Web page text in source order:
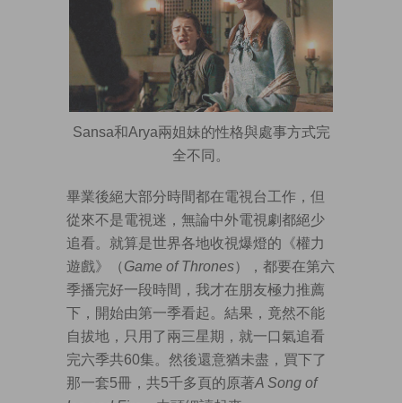
Sansa和Arya兩姐妹的性格與處事方式完
全不同。
畢業後絕大部分時間都在電視台工作，但
從來不是電視迷，無論中外電視劇都絕少
追看。就算是世界各地收視爆燈的《權力
遊戲》（Game of Thrones），都要在第六
季播完好一段時間，我才在朋友極力推薦
下，開始由第一季看起。結果，竟然不能
自拔地，只用了兩三星期，就一口氣追看
完六季共60集。然後還意猶未盡，買下了
那一套5冊，共5千多頁的原著A Song of